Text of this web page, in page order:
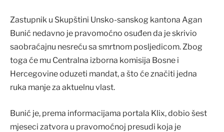
Zastupnik u Skupštini Unsko-sanskog kantona Agan
Bunić nedavno je pravomoćno osuđen da je skrivio
saobraćajnu nesreću sa smrtnom posljedicom. Zbog
toga će mu Centralna izborna komisija Bosne i
Hercegovine oduzeti mandat, a što će značiti jedna
ruka manje za aktuelnu vlast.
Bunić je, prema informacijama portala Klix, dobio šest
mjeseci zatvora u pravomoćnoj presudi koja je